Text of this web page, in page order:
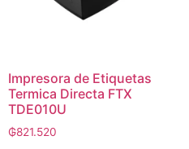
Impresora de Etiquetas
Termica Directa FTX
TDE010U
₲821.520